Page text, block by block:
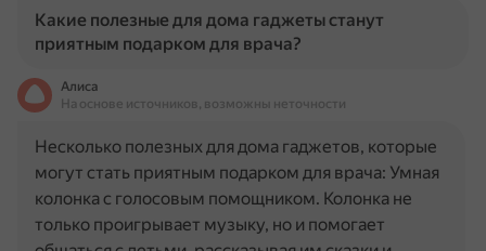
Какие полезные для дома гаджеты станут
приятным подарком для врача?
Алиса
На основе источников, возможны неточности
Несколько полезных для дома гаджетов, которые
могут стать приятным подарком для врача: Умная
колонка с голосовым помощником. Колонка не
только проигрывает музыку, но и помогает